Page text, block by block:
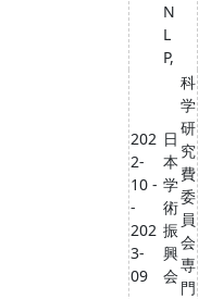
N
L
P,
202
2-
10 -
-
202
3-
09
日
本
学
術
振
興
会
科
学
研
究
費
委
員
会
専
門